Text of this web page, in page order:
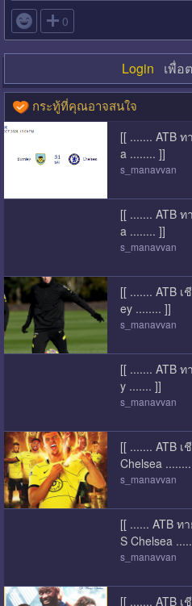
 0
Login เพื่อ
กระทู้ที่คุณอาจสนใจ
[[ ....... ATB ท
a ........ ]]
s_manavvan
[[ ....... ATB ท
a ........ ]]
s_manavvan
[[ ....... ATB เ
ey ........ ]]
s_manavvan
[[ ....... ATB ท
y ....... ]]
s_manavvan
[[ ....... ATB เ
Chelsea
s_manavvan
[[ ...... ATB ท
S Chelsea
s_manavvan
[[ ....... ATB เ